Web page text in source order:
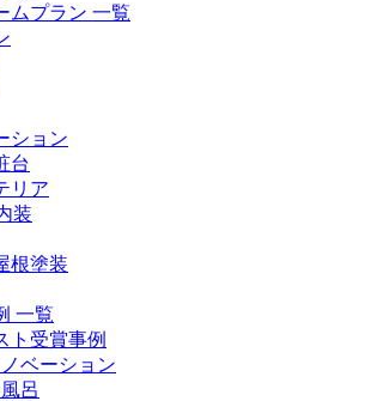
ムプラン 一覧
ション
台
リア
装
根塗装
一覧
ト受賞事例
ノベーション
呂